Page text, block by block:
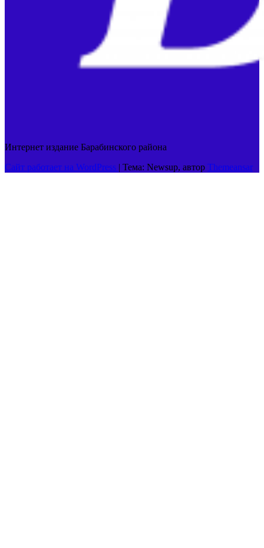
Интернет издание Барабинского района
Сайт работает на WordPress | Тема: Newsup, автор Themeansar